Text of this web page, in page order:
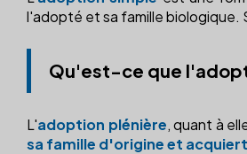
l'adopté et sa famille biologique.
Qu'est-ce que
L'adoption plénière, quant à
sa famille d'origine et